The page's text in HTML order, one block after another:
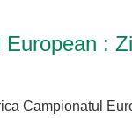
:
Campionatul